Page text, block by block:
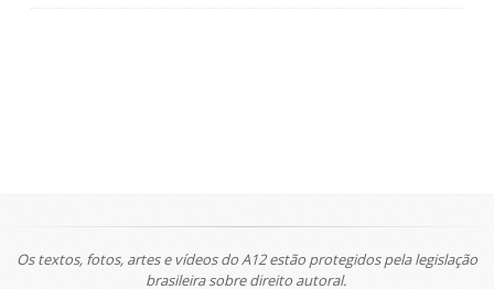
Os textos, fotos, artes e vídeos do A12 estão protegidos pela legislação
brasileira sobre direito autoral.